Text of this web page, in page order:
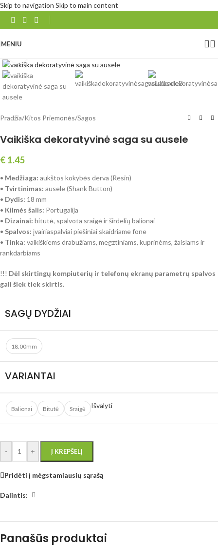
Skip to navigation Skip to main content
MENIU
Pradžia/Kitos Priemonės/Sagos
Vaikiška dekoratyvinė saga su ausele
€ 1.45
• Medžiaga: aukštos kokybės derva (Resin)
• Tvirtinimas: ausele (Shank Button)
• Dydis: 18 mm
• Kilmės šalis: Portugalija
• Dizainai: bitutė, spalvota sraigė ir širdelių balionai
• Spalvos: įvairiaspalviai piešiniai skaidriame fone
• Tinka: vaikiškiems drabužiams, megztiniams, kuprinėms, žaislams ir
rankdarbiams
!!! Dėl skirtingų kompiuterių ir telefonų ekranų parametrų spalvos
gali šiek tiek skirtis.
SAGŲ DYDŽIAI
18.00mm
VARIANTAI
Balionai Bitutė Sraigė Išvalyti
- + Į KREPŠELĮ
Pridėti į mėgstamiausių sąrašą
Dalintis:
Panašūs produktai